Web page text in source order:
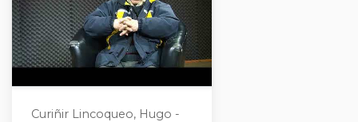
Curiñir Lincoqueo, Hugo -